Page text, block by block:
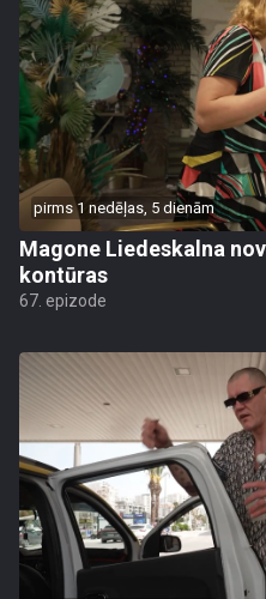
pirms 1 nedēļas, 5 dienām
Magone Liedeskalna
kontūras
67. epizode